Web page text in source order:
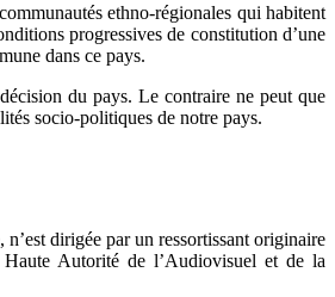
ethno-régionales qui habitent
progressives de constitution d’une
dans ce pays.
du pays. Le contraire ne peut que
socio-politiques de notre pays.
dirigée par un ressortissant originaire
Autorité de l’Audiovisuel et de la